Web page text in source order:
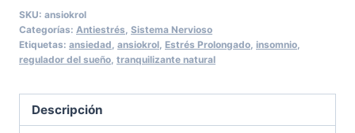
cantidad
SKU: ansiokrol
Categorías: Antiestrés Sistema Nervioso
Etiquetas: ansiedad ansiokrol Estrés Prolongado insomnio
regulador del sueño tranquilizante natural
Descripción